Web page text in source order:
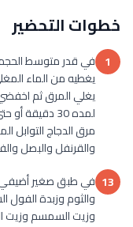
خطوات التحضير
1 في قدر متوسط
يغلي المرق ثم
لمده 30
مرق الدجاج التوابل
والقرنفل والبصل
13 في طبق صغير أضيفي
والثوم وزبدة الفول
وزيت السمسم وزيت